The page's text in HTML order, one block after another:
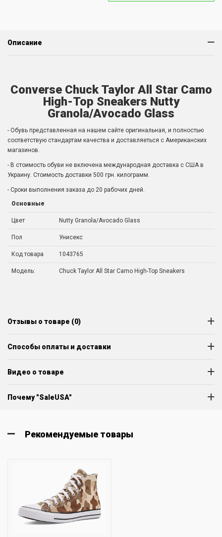
Описание
Converse Chuck Taylor All Star Camo
High-Top Sneakers Nutty
Granola/Avocado Glass
- Обувь представленная на нашем сайте оригинальная, и полностью
соответствую стандартам качества и доставляеться с Американских
магазинов.
- В стоимость обуви не включена международная доставка с США в
Украину. Стоимость доставки 500 грн. килограмм.
- Сроки выполнения заказа до 20 рабочих дней.
Основные
Цвет Nutty Granola/Avocado Glass
Пол Унисекс
Код товара 1043765
Модель: Chuck Taylor All Star Camo High-Top Sneakers
Отзывы о товаре (0)
Способы оплаты и доставки
Видео о товаре
Почему "SaleUSA"
Рекомендуемые товары